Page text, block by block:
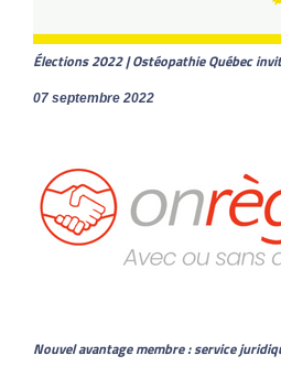
Élections 2022 | Ostéopathie Québec
07 septembre 2022
Nouvel avantage membre : service